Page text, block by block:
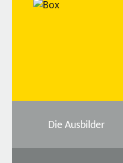
Die Ausbilder